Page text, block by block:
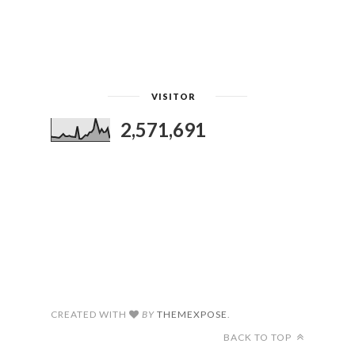
VISITOR
2,571,691
CREATED WITH BY THEMEXPOSE
BACK TO TOP